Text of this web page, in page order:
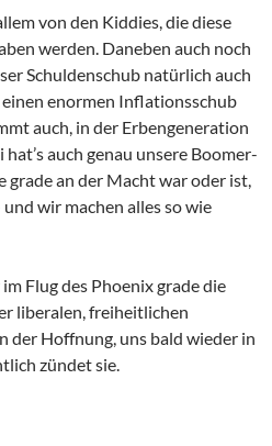
von den Kiddies, die diese
werden. Daneben auch noch
Schuldenschub natürlich auch
enormen Inflationsschub
auch, in der Erbengeneration
auch genau unsere Boomer-
an der Macht war oder ist,
wir machen alles so wie
Flug des Phoenix grade die
liberalen, freiheitlichen
der Hoffnung, uns bald wieder in
zündet sie.